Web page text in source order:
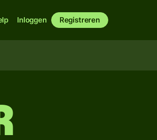
Inloggen Registreren